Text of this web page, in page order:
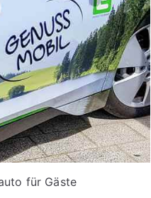
für Gäste